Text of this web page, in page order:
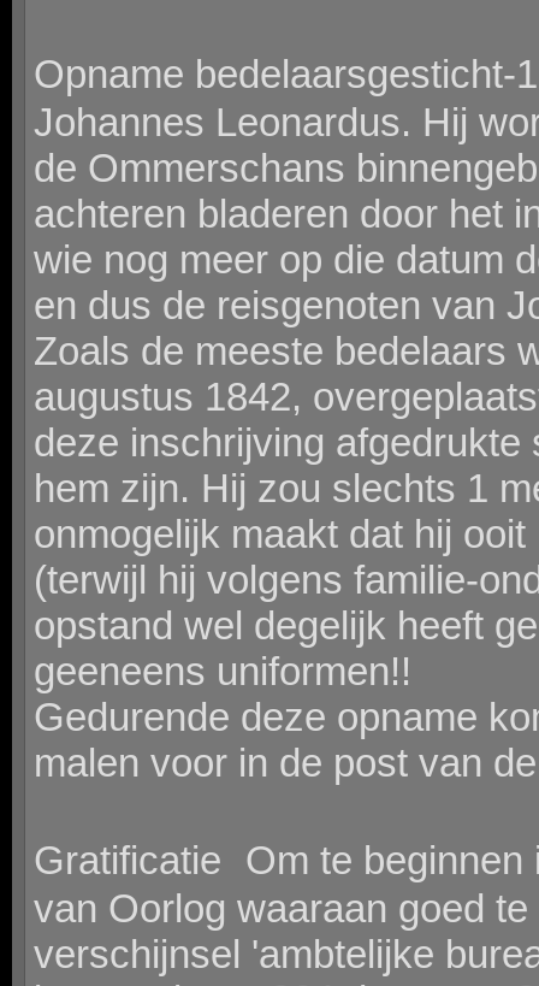
Opname
Johannes Leonardus. Hij
de Ommerschans
achteren bladeren door het
wie nog meer op die datum
en dus de reisgenoten van
Zoals de meeste bedelaars
augustus 1842,
deze inschrijving
hem zijn. Hij zou slechts 1
onmogelijk maakt dat hij
(terwijl hij volgens familie-
opstand wel degelijk heeft
geeneens uniformen!!
Gedurende deze opname
malen voor in de post van
Gratificatie Om te beginnen
van Oorlog waaraan goed
verschijnsel 'ambtelijke